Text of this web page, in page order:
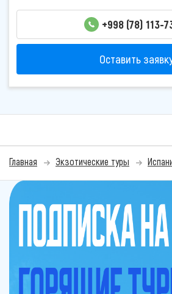
+998 (78) 113-
Оставить
Главная Экзотические туры